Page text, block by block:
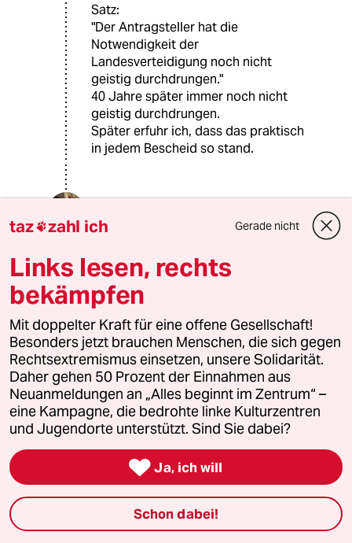
Satz:
"Der Antragsteller hat die
Notwendigkeit der
Landesverteidigung noch nicht
geistig durchdrungen."
40 Jahre später immer noch nicht
geistig durchdrungen.
Später erfuhr ich, dass das praktisch
in jedem Bescheid so stand.
07.11.2019
Zur späten Einsicht ins Obrigkeitliche
Laßmers mal durchdrungen Bröseln -
images.app.goo.gl/PB4J82ZNgzbrdy
ZB6
“Für mich auch zwei & 🥚 im Glas“ 👻
8G 88181 (Profil gelöscht)
07.11.2019, 10:56 Uhr
"Hau wech die Scheiße!"
taz zahl ich Gerade nicht
Links lesen, rechts
bekämpfen
Mit doppelter Kraft für eine offene Gesellschaft!
Besonders jetzt brauchen Menschen, die sich gegen
Rechtsextremismus einsetzen, unsere Solidarität.
Daher gehen 50 Prozent der Einnahmen aus
Neuanmeldungen an „Alles beginnt im Zentrum“ –
eine Kampagne, die bedrohte linke Kulturzentren
und Jugendorte unterstützt. Sind Sie dabei?
 Ja, ich will
Schon dabei!